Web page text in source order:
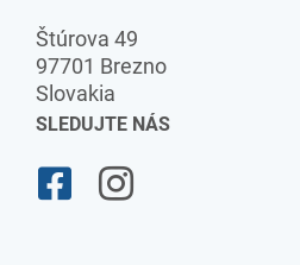
Štúrova 49
97701 Brezno
Slovakia
SLEDUJTE NÁS